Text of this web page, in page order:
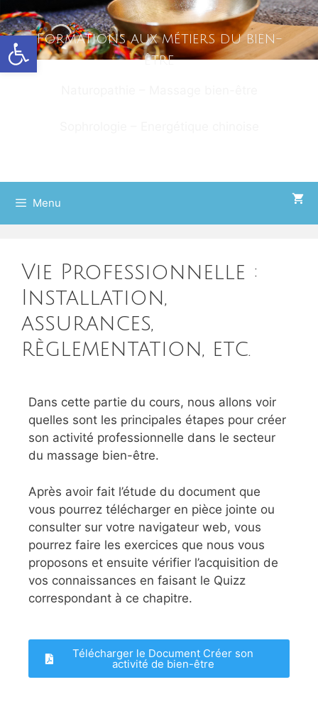
Ouvrir la barre d’outils
Formations aux métiers du bien-
être
Menu
Vie Professionnelle :
Installation,
assurances,
règlementation, etc.
Dans cette partie du cours, nous allons voir
quelles sont les principales étapes pour créer
son activité professionnelle dans le secteur
du massage bien-être.
Après avoir fait l’étude du document que
vous pourrez télécharger en pièce jointe ou
consulter sur votre navigateur web, vous
pourrez faire les exercices que nous vous
proposons et ensuite vérifier l’acquisition de
vos connaissances en faisant le Quizz
correspondant à ce chapitre.
Télécharger le Document Créer son
activité de bien-être